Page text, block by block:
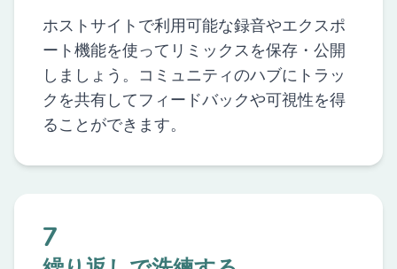
ホストサイトで利用可能な録音やエクスポ
ート機能を使ってリミックスを保存・公開
しましょう。コミュニティのハブにトラッ
クを共有してフィードバックや可視性を得
ることができます。
7